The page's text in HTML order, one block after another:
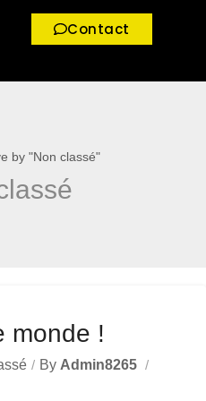
Contact
by "Non classé"
monde !
By Admin8265